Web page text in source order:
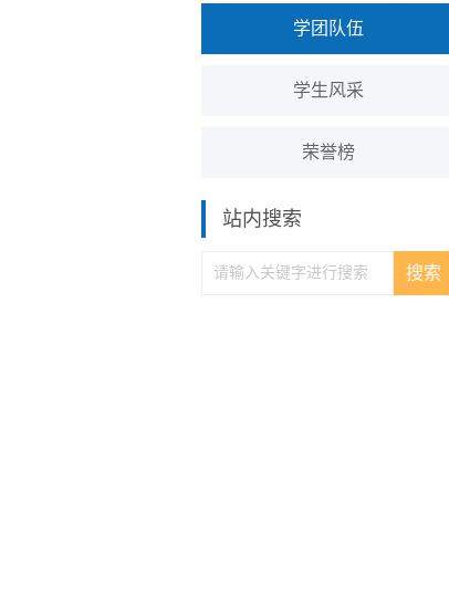
学团队伍
学生风采
荣誉榜
站内搜索